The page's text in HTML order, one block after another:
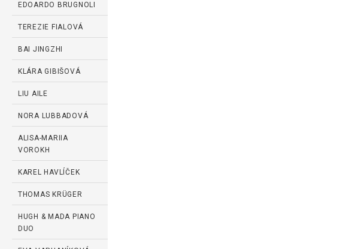
EDOARDO BRUGNOLI
TEREZIE FIALOVÁ
BAI JINGZHI
KLÁRA GIBIŠOVÁ
LIU AILE
NORA LUBBADOVÁ
ALISA-MARIIA
VOROKH
KAREL HAVLÍČEK
THOMAS KRÜGER
HUGH & MADA PIANO
DUO